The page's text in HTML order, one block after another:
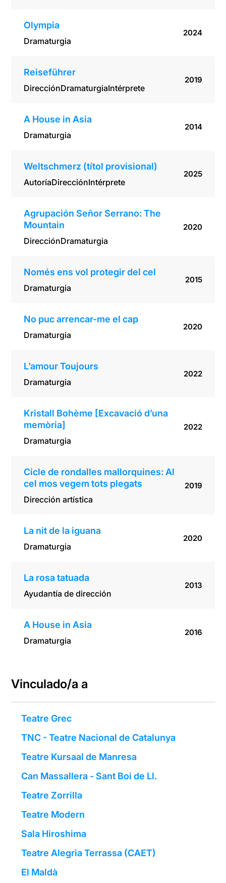
Olympia
Dramaturgia
2024
Reiseführer
DirecciónDramaturgiaIntérprete
2019
A House in Asia
Dramaturgia
2014
Weltschmerz (títol provisional)
AutoríaDirecciónIntérprete
2025
Agrupación Señor Serrano: The
Mountain
DirecciónDramaturgia
2020
Només ens vol protegir del cel
Dramaturgia
2015
No puc arrencar-me el cap
Dramaturgia
2020
L’amour Toujours
Dramaturgia
2022
Kristall Bohème [Excavació d’una
memòria]
Dramaturgia
2022
Cicle de rondalles mallorquines: Al
cel mos vegem tots plegats
Dirección artística
2019
La nit de la iguana
Dramaturgia
2020
La rosa tatuada
Ayudantía de dirección
2013
A House in Asia
Dramaturgia
2016
Vinculado/a a
Teatre Grec
TNC - Teatre Nacional de Catalunya
Teatre Kursaal de Manresa
Can Massallera - Sant Boi de Ll.
Teatre Zorrilla
Teatre Modern
Sala Hiroshima
Teatre Alegria Terrassa (CAET)
El Maldà